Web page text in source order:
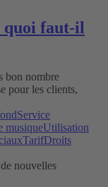
quoi faut-il
bon nombre
pour les clients,
Service
musiqueUtilisation
TarifDroits